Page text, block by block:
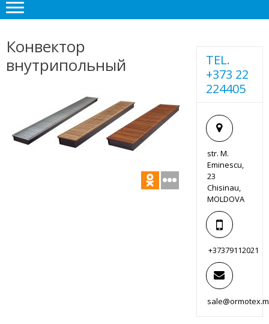
Конвектор
внутрипольный
TEL.
+373 22
224405
str. M.
Eminescu,
23
Chisinau,
MOLDOVA
+37379112021